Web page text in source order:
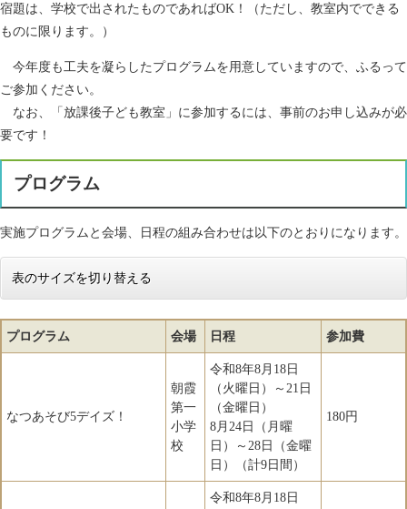
宿題は、学校で出されたものであればOK！（ただし、教室内でできる
ものに限ります。）
今年度も工夫を凝らしたプログラムを用意していますので、ふるって
ご参加ください。
なお、「放課後子ども教室」に参加するには、事前のお申し込みが必
要です！
プログラム
実施プログラムと会場、日程の組み合わせは以下のとおりになります。
表のサイズを切り替える
プログラム 会場 日程 参加費
なつあそび5デイズ！
朝霞
第一
小学
校
令和8年8月18日
（火曜日）～21日
（金曜日）
8月24日（月曜
日）～28日（金曜
日）（計9日間）
180円
令和8年8月18日